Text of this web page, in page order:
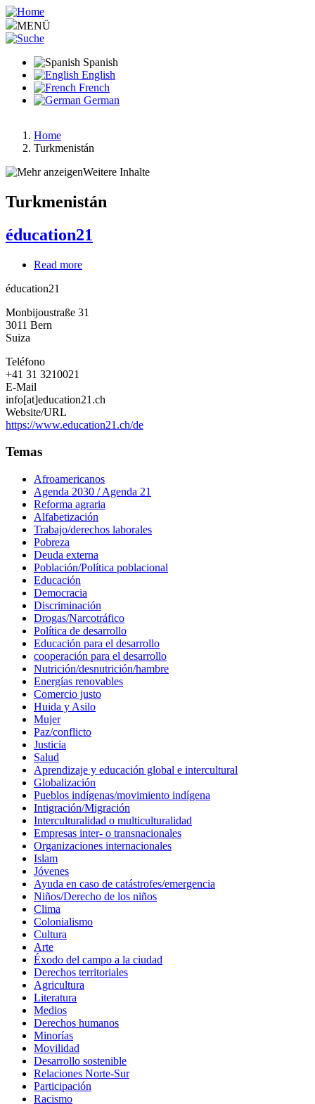
Pasar
al
contenido
MENÜ
Spanish
English
French
German
Ruta
de
Home
Turkmenistán
Weitere Inhalte
Turkmenistán
éducation21
Read more
éducation21
Monbijoustraße 31
3011 Bern
Suiza
Teléfono
+41 31 3210021
E-Mail
info[at]education21.ch
Website/URL
https://www.education21.ch/de
Temas
Afroamericanos
Agenda 2030 / Agenda 21
Reforma agraria
Alfabetización
Trabajo/derechos laborales
Pobreza
Deuda externa
Población/Política poblacional
Educación
Democracia
Discriminación
Drogas/Narcotráfico
Política de desarrollo
Educación para el desarrollo
cooperación para el desarrollo
Nutrición/desnutrición/hambre
Energías renovables
Comercio justo
Huida y Asilo
Mujer
Paz/conflicto
Justicia
Salud
Aprendizaje y educación global e intercultural
Globalización
Pueblos indígenas/movimiento indígena
Intigración/Migración
Interculturalidad o multiculturalidad
Empresas inter- o transnacionales
Organizaciones internacionales
Islam
Jóvenes
Ayuda en caso de catástrofes/emergencia
Niños/Derecho de los niños
Clima
Colonialismo
Cultura
Arte
Éxodo del campo a la ciudad
Derechos territoriales
Agricultura
Literatura
Medios
Derechos humanos
Minorías
Movilidad
Desarrollo sostenible
Relaciones Norte-Sur
Participación
Racismo